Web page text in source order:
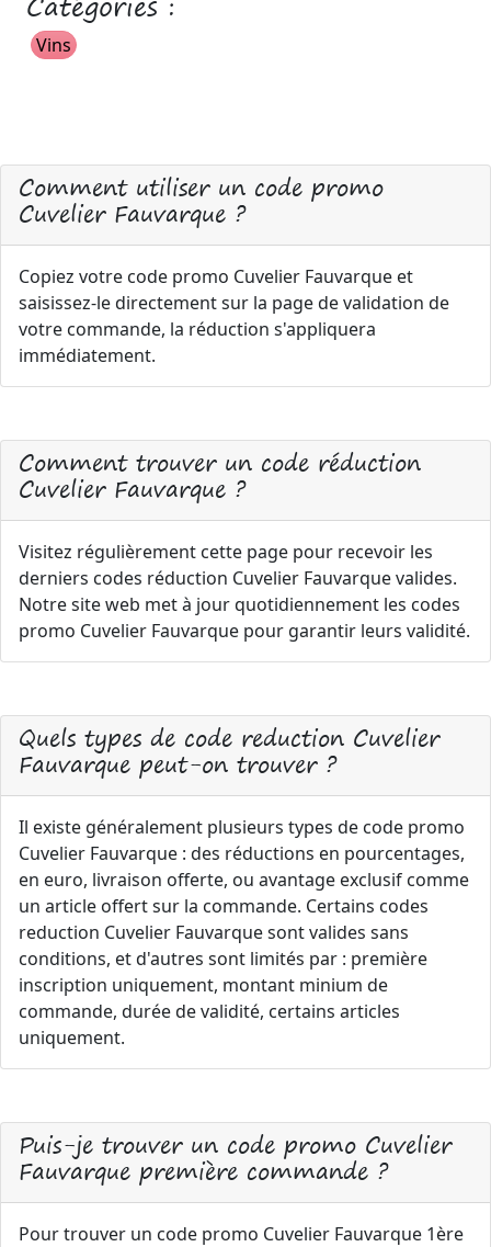
Vins
Comment utiliser un code promo
Cuvelier Fauvarque ?
Copiez votre code promo Cuvelier Fauvarque et
saisissez-le directement sur la page de validation de
votre commande, la réduction s'appliquera
immédiatement.
Comment trouver un code réduction
Cuvelier Fauvarque ?
Visitez régulièrement cette page pour recevoir les
derniers codes réduction Cuvelier Fauvarque valides.
Notre site web met à jour quotidiennement les codes
promo Cuvelier Fauvarque pour garantir leurs validité.
Quels types de code reduction Cuvelier
Fauvarque peut-on trouver ?
Il existe généralement plusieurs types de code promo
Cuvelier Fauvarque : des réductions en pourcentages,
en euro, livraison offerte, ou avantage exclusif comme
un article offert sur la commande. Certains codes
reduction Cuvelier Fauvarque sont valides sans
conditions, et d'autres sont limités par : première
inscription uniquement, montant minium de
commande, durée de validité, certains articles
uniquement.
Puis-je trouver un code promo Cuvelier
Fauvarque première commande ?
Pour trouver un code promo Cuvelier Fauvarque 1ère